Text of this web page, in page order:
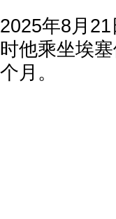
2025年8月
时他乘坐埃
个月。